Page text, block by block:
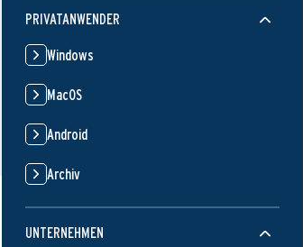
PRIVATANWENDER
Windows
MacOS
Android
Archiv
UNTERNEHMEN